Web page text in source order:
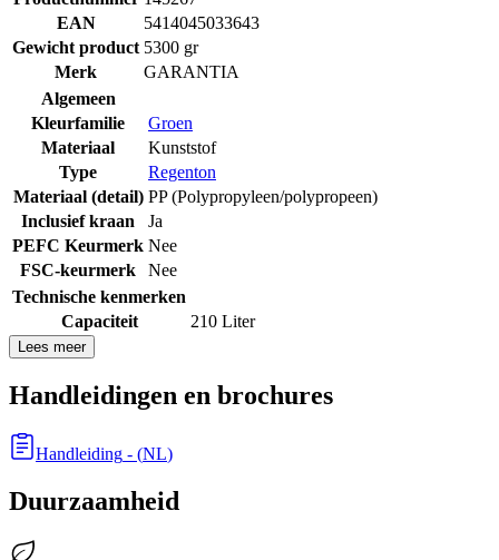
EAN
5414045033643
Gewicht product 5300 gr
Merk
GARANTIA
Algemeen
Kleurfamilie
Groen
Materiaal
Kunststof
Type
Regenton
Materiaal (detail) PP (Polypropyleen/polypropeen)
Inclusief kraan
Ja
PEFC Keurmerk Nee
FSC-keurmerk
Nee
Technische kenmerken
Capaciteit
210 Liter
Lees meer
Handleidingen en brochures
Handleiding - (NL)
Duurzaamheid